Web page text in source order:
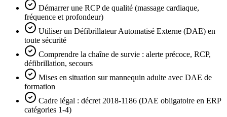
Démarrer une RCP de qualité (massage cardiaque,
fréquence et profondeur)
Utiliser un Défibrillateur Automatisé Externe (DAE) en
toute sécurité
Comprendre la chaîne de survie : alerte précoce, RCP,
défibrillation, secours
Mises en situation sur mannequin adulte avec DAE de
formation
Cadre légal : décret 2018-1186 (DAE obligatoire en ERP
catégories 1-4)